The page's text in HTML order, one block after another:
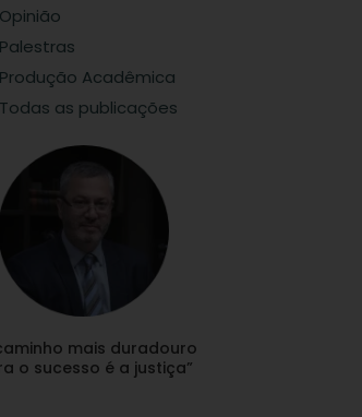
Opinião
Palestras
Produção Acadêmica
Todas as publicações
mais duradouro
o sucesso é a justiça”